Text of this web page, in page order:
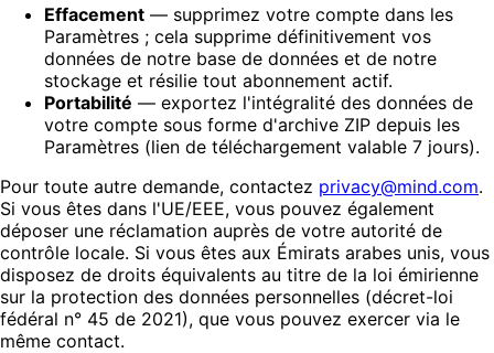
Effacement — supprimez votre compte dans les
Paramètres ; cela supprime définitivement vos
données de notre base de données et de notre
stockage et résilie tout abonnement actif.
Portabilité — exportez l'intégralité des données de
votre compte sous forme d'archive ZIP depuis les
Paramètres (lien de téléchargement valable 7 jours).
Pour toute autre demande, contactez privacy@mind.com.
Si vous êtes dans l'UE/EEE, vous pouvez également
déposer une réclamation auprès de votre autorité de
contrôle locale. Si vous êtes aux Émirats arabes unis, vous
disposez de droits équivalents au titre de la loi émirienne
sur la protection des données personnelles (décret-loi
fédéral n° 45 de 2021), que vous pouvez exercer via le
même contact.